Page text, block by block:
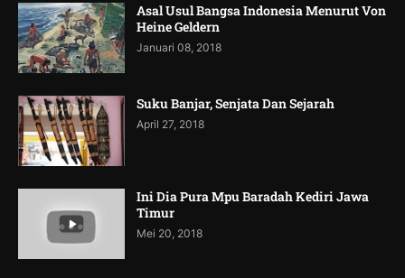
Asal Usul Bangsa Indonesia Menurut Von
Heine Geldern
Januari 08, 2018
Suku Banjar, Senjata Dan Sejarah
April 27, 2018
Ini Dia Pura Mpu Baradah Kediri Jawa
Timur
Mei 20, 2018